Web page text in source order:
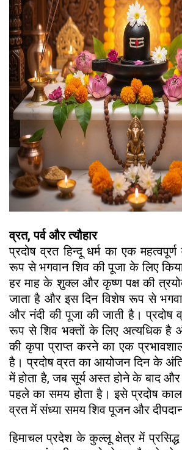
व्रत, पर्व और त्यौहार
प्रदोष व्रत हिन्दू धर्म का एक
रूप से भगवान शिव की पूजा के लिए
हर माह के शुक्ल और कृष्ण पक्ष की
जाता है और इस दिन विशेष रूप से भगवान
और नंदी की पूजा की जाती है। प्रदोष
रूप से शिव भक्तों के लिए अत्यधिक है
की कृपा प्राप्त करने का एक
है। प्रदोष व्रत का आयोजन दिन के
में होता है, जब सूर्य अस्त होने के बाद
पहले का समय होता है। इसे प्रदोष
व्रत में संध्या समय शिव पूजन और
हिमाचल प्रदेश के कुल्लू क्षेत्र में प्रसिद्ध